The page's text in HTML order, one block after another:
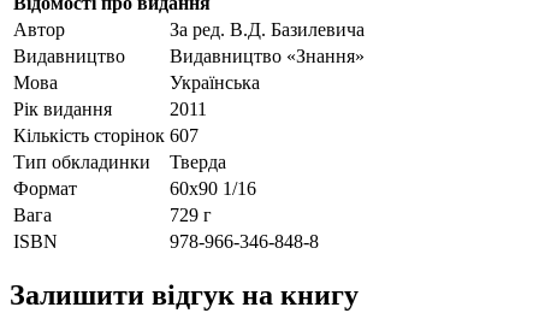
Автор
За ред. В.Д. Базилевича
Видавництво
Видавництво «Знання»
Мова
Українська
Рік видання
2011
Кількість сторінок 607
Тип обкладинки
Тверда
Формат
60х90 1/16
Вага
729 г
ISBN
978-966-346-848-8
Залишити відгук на книгу